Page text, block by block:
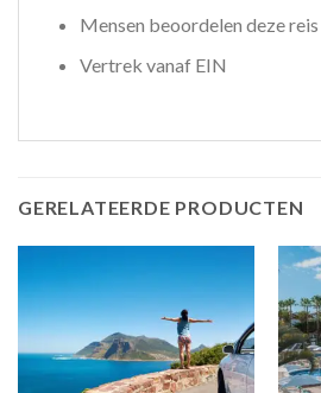
Mensen beoordelen deze
Vertrek vanaf EIN
GERELATEERDE PRODUCTEN